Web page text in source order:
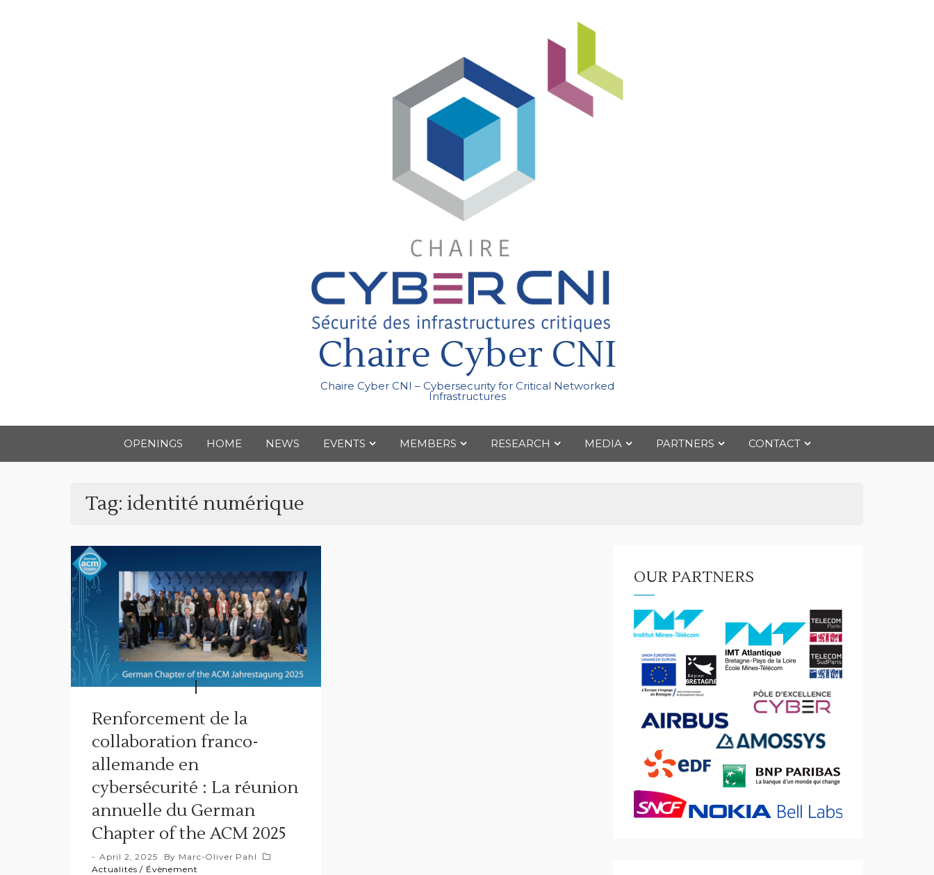
Chaire Cyber CNI
Chaire Cyber CNI – Cybersecurity for Critical Networked
Infrastructures
OPENINGS HOME NEWS EVENTS MEMBERS RESEARCH MEDIA PARTNERS CONTACT
Tag: identité numérique
Renforcement de la
collaboration franco-
allemande en
cybersécurité : La réunion
annuelle du German
Chapter of the ACM 2025
April 2, 2025 By Marc-Oliver Pahl
Actualités / Évènement
OUR PARTNERS